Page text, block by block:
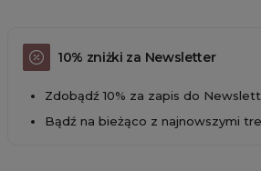
10% zniżki za Newsletter
Zdobądź 10% za zapis do
Bądź na bieżąco z najnowszymi